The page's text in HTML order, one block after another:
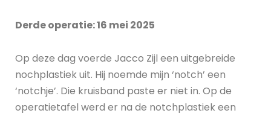
Derde operatie: 16 mei 2025
Op deze dag voerde Jacco Zijl een uitgebreide
nochplastiek uit. Hij noemde mijn ‘notch’ een
‘notchje’. Die kruisband paste er niet in. Op de
operatietafel werd er na de notchplastiek een